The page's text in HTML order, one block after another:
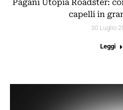
Pagani Utopia Roadster:
capelli in
30 Luglio
Leggi